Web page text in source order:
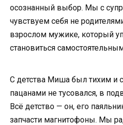
осознанный выбор. Мы с
чувствуем себя не
взрослом мужике, который
становиться
С детства Миша был тихим и
пацанами не тусовался, в
Всё детство — он, его
запчасти магнитофоны. Мы